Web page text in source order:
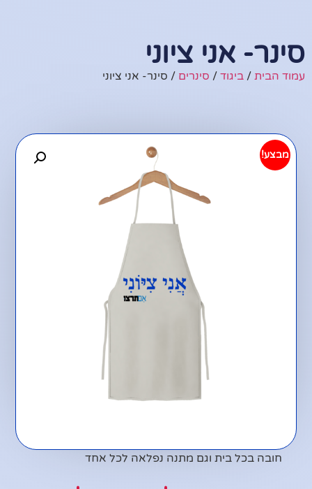
סינר- אני ציוני
עמוד הבית / ביגוד / סינרים / סינר- אני ציוני
מבצע!
חובה בכל בית וגם מתנה נפלאה לכל אחד